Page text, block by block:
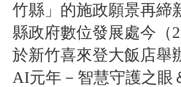
竹縣」的施政願景再締
縣政府數位發展處今（
於新竹喜來登大飯店舉
AI元年－智慧守護之眼